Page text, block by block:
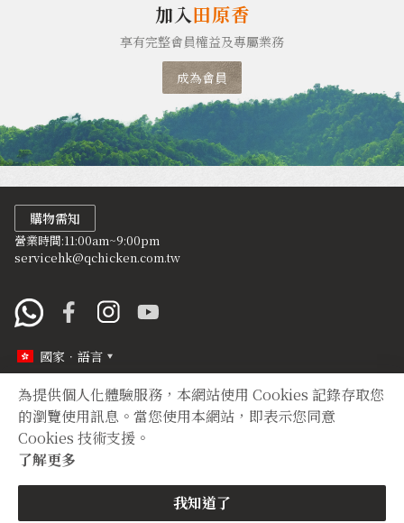
為提供個人化體驗服務，本網站使用 Cookies 記錄存取您
的瀏覽使用訊息。當您使用本網站，即表示您同意
Cookies 技術支援。
了解更多
我知道了
加入田原香
享有完整會員權益及專屬業務
成為會員
購物需知
營業時間:11:00am~9:00pm
servicehk@qchicken.com.tw
國家．語言
定型化契約
隱私權聲明
Copyright © 2012 TIAN YUAN XIANG All right reserved.